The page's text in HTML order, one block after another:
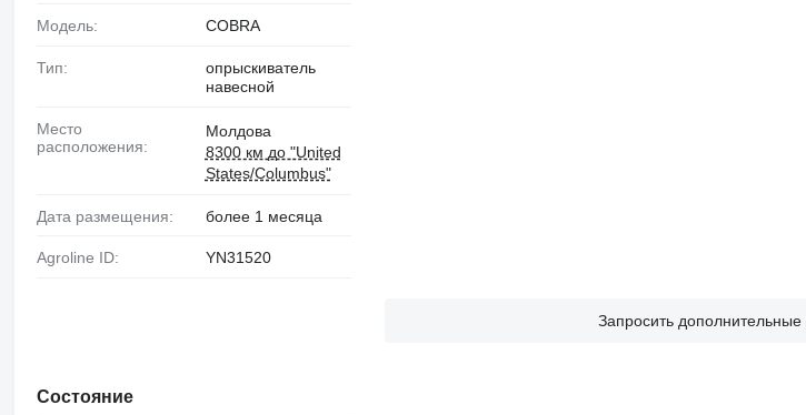
Запросить
Модель: COBRA
Тип:
опрыскиватель
навесной
Место
расположения:
Молдова
8300 км до "United
States/Columbus"
Дата размещения: более 1 месяца
Agroline ID: YN31520
Состояние